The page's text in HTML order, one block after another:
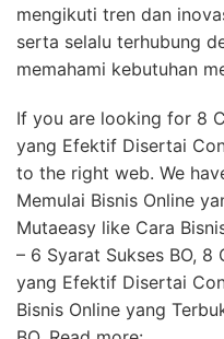
mengikuti tren dan
serta selalu terhubung
memahami kebutuhan
If you are looking for 8
yang Efektif Disertai
to the right web. We
Memulai Bisnis Online
Mutaeasy like Cara
– 6 Syarat Sukses BO, 8
yang Efektif Disertai
Bisnis Online yang